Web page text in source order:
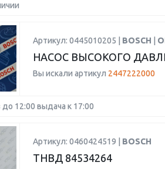
Артикул: 0445010205 | BOSCH
НАСОС ВЫСОКОГО
Вы искали артикул 2447222000
до 12:00 выдача к 17:00
Артикул: 0460424519 | BOSCH
ТНВД 84534264